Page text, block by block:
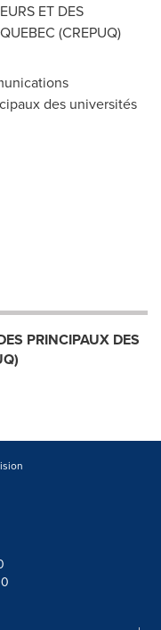
ET DES
(CREPUQ)
des universités
PRINCIPAUX DES